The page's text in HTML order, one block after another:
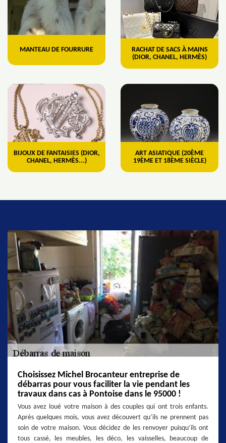
MANTEAU DE FOURRURE
RACHAT DE SACS À MAINS
(DIOR, CHANEL, HERMÈS)
BIJOUX DE FANTAISIES (DIOR,
CHANEL, HERMÈS...)
ART ASIATIQUE (20ÈME
19ÈME ET 18ÈME SIÈCLE)
Choisissez Michel Brocanteur entreprise de
débarras pour vous faciliter la vie pendant les
travaux dans cas à Pontoise dans le 95000 !
Vous avez loué votre maison à des couples qui ont trois enfants.
Après quelques mois, vous avez découvert qu’ils ne prennent pas
soin de votre maison. Vous décidez de les renvoyer puisqu’ils ont
tous cassé, les meubles, les déco, les vaisselles, beaucoup de